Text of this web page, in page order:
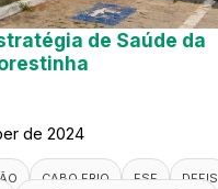
de Saúde da
de 2024
CABO FRIO ESF
DEFIS